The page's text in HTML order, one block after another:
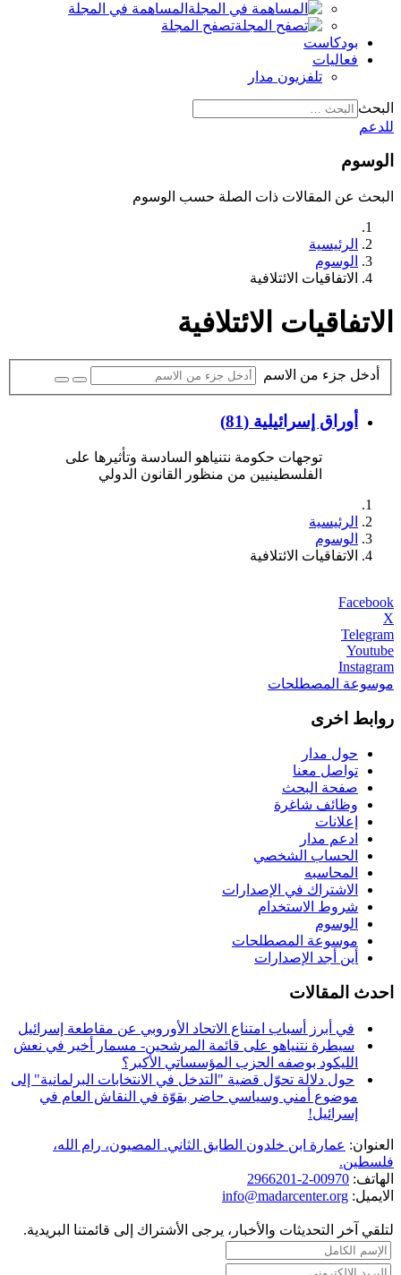
المساهمة في المجلة
تصفح المجلة
بودكاست
فعاليات
تلفزيون مدار
البحث
للدعم
الوسوم
البحث عن المقالات ذات الصلة حسب الوسوم
الرئيسية
الوسوم
الاتفاقيات الائتلافية
الاتفاقيات الائتلافية
أدخل جزء من الاسم
أوراق إسرائيلية (81)
توجهات حكومة نتنياهو السادسة وتأثيرها على
الفلسطينيين من منظور القانون الدولي
الرئيسية
الوسوم
الاتفاقيات الائتلافية
Facebook
X
Telegram
Youtube
Instagram
موسوعة المصطلحات
روابط اخرى
حول مدار
تواصل معنا
صفحة البحث
وظائف شاغرة
إعلانات
ادعم مدار
الحساب الشخصي
المحاسبه
الاشتراك في الإصدارات
شروط الاستخدام
الوسوم
موسوعة المصطلحات
أين أجد الإصدارات
احدث المقالات
في أبرز أسباب امتناع الاتحاد الأوروبي عن مقاطعة إسرائيل
سيطرة نتنياهو على قائمة المرشحين- مسمار أخير في نعش
الليكود بوصفه الحزب المؤسساتي الأكبر؟
حول دلالة تحوّل قضية "التدخل في الانتخابات البرلمانية" إلى
موضوع أمني وسياسي حاضر بقوّة في النقاش العام في
إسرائيل!
العنوان: عمارة ابن خلدون الطابق الثاني. المصيون، رام الله،
فلسطين.
الهاتف: 00970-2-2966201
الايميل: info@madarcenter.org
لتلقي آخر التحديثات والأخبار، يرجى الأشتراك إلى قائمتنا البريدية.